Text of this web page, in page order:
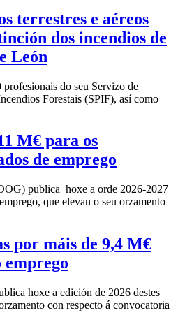
terrestres e aéreos
dos incendios de
León
do seu Servizo de
Forestais (SPIF), así como
M€ para os
de emprego
publica hoxe a orde 2026-2027
que elevan o seu orzamento
por máis de 9,4 M€
emprego
hoxe a edición de 2026 destes
con respecto á convocatoria